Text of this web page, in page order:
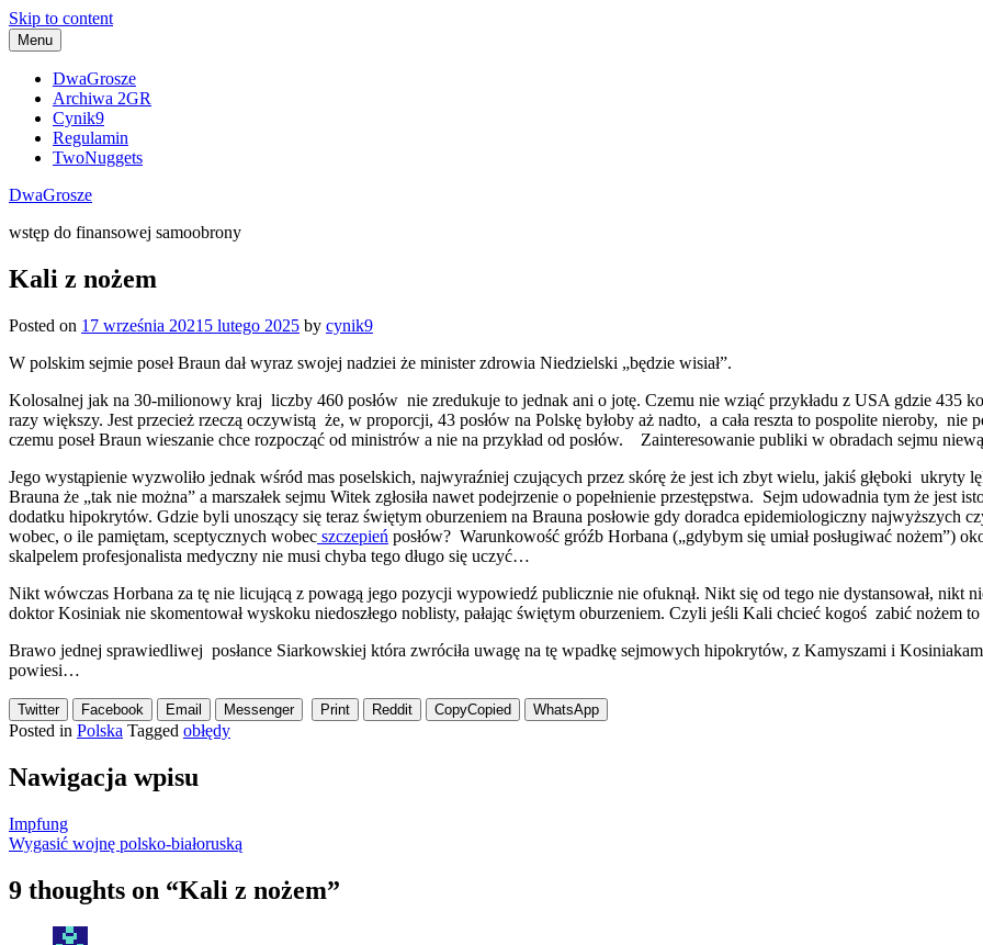
Skip to content
Menu
DwaGrosze
Archiwa 2GR
Cynik9
Regulamin
TwoNuggets
DwaGrosze
wstęp do finansowej samoobrony
Kali z nożem
Posted on 17 września 2021 5 lutego 2025 by cynik9
W polskim sejmie poseł Braun dał wyraz swojej nadziei że minister zdrowia Niedzielski „będzie wisiał”.
Kolosalnej jak na 30-milionowy kraj liczby 460 posłów nie zredukuje to jednak ani o jotę. Czemu nie wziąć przykładu z USA gdzie 435
razy większy. Jest przecież rzeczą oczywistą że, w proporcji, 43 posłów na Polskę byłoby aż nadto, a cała reszta to pospolite nieroby, nie
czemu poseł Braun wieszanie chce rozpocząć od ministrów a nie na przykład od posłów. Zainteresowanie publiki w obradach sejmu
Jego wystąpienie wyzwoliło jednak wśród mas poselskich, najwyraźniej czujących przez skórę że jest ich zbyt wielu, jakiś głęboki ukryty
Brauna że „tak nie można” a marszałek sejmu Witek zgłosiła nawet podejrzenie o popełnienie przestępstwa. Sejm udowadnia tym że jest
dodatku hipokrytów. Gdzie byli unoszący się teraz świętym oburzeniem na Brauna posłowie gdy doradca epidemiologiczny najwyższych
wobec, o ile pamiętam, sceptycznych wobec szczepień posłów? Warunkowość gróźb Horbana („gdybym się umiał posługiwać nożem”)
skalpelem profesjonalista medyczny nie musi chyba tego długo się uczyć…
Nikt wówczas Horbana za tę nie licującą z powagą jego pozycji wypowiedź publicznie nie ofuknął. Nikt się od tego nie dystansował, nikt
doktor Kosiniak nie skomentował wyskoku niedoszłego noblisty, pałając świętym oburzeniem. Czyli jeśli Kali chcieć kogoś zabić nożem
Brawo jednej sprawiedliwej posłance Siarkowskiej która zwróciła uwagę na tę wpadkę sejmowych hipokrytów, z Kamyszami i
powiesi…
Twitter Facebook Email Messenger Print Reddit CopyCopied WhatsApp
Posted in Polska Tagged obłędy
Nawigacja wpisu
Impfung
Wygasić wojnę polsko-białoruską
9 thoughts on “Kali z nożem”